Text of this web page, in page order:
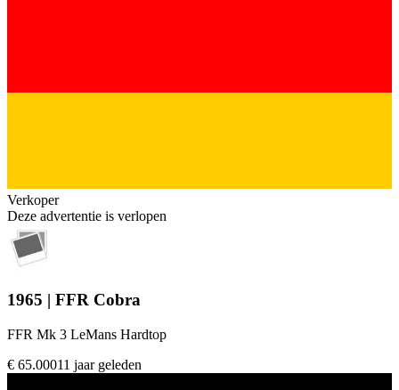
Verkoper
Deze advertentie is verlopen
1965 | FFR Cobra
FFR Mk 3 LeMans Hardtop
€ 65.00011 jaar geleden